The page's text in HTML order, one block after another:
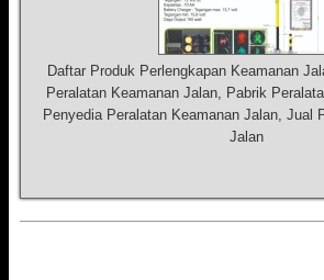
Daftar Produk Perlengkapan Keamanan
Peralatan Keamanan Jalan, Pabrik
Penyedia Peralatan Keamanan Jalan, Jual
Jalan